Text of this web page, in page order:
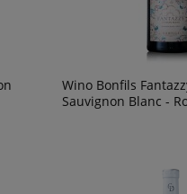
Wino Bonfils
Sauvignon Blanc -